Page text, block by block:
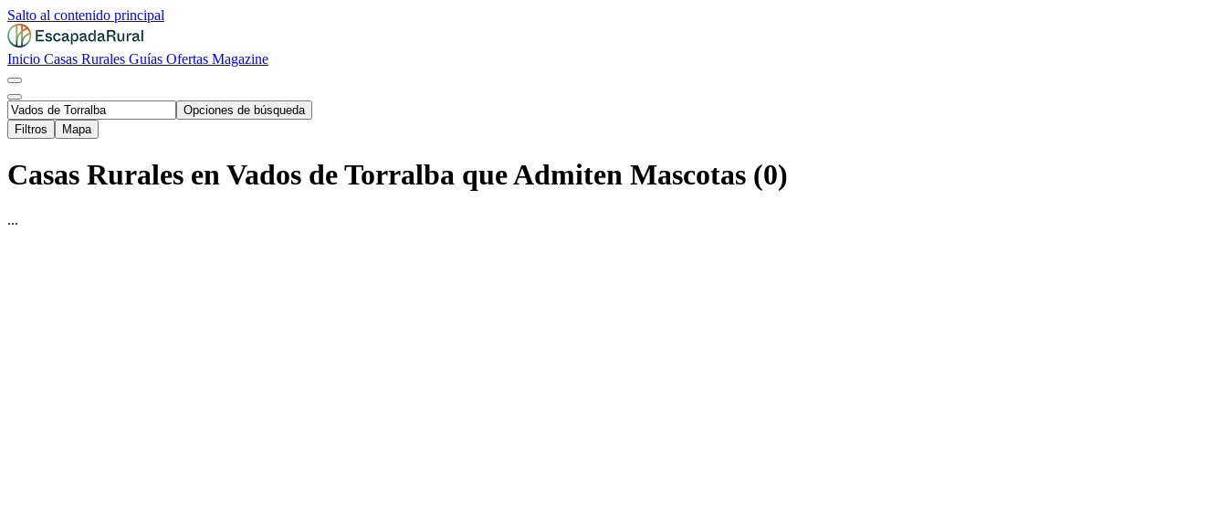
Salto al contenido principal
Inicio Casas Rurales Guías Ofertas Magazine
Opciones de búsqueda
Filtros
Mapa
Casas Rurales en Vados de Torralba que Admiten Mascotas (0)
...